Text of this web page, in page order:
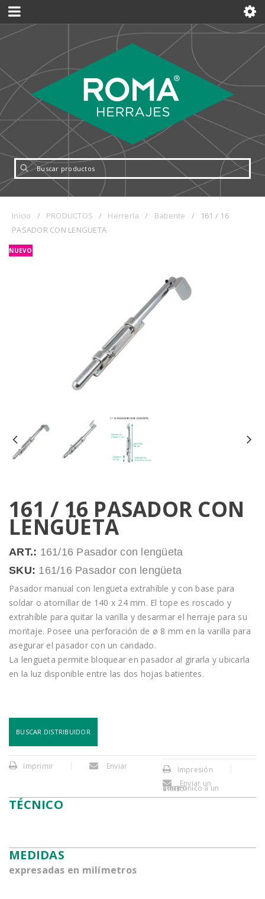
Inicio / PRODUCTOS / Herrería / Batiente /
161 / 16
PASADOR CON LENGÜETA
NUEVO
161 / 16 PASADOR CON
LENGÜETA
ART.: 161/16 Pasador con lengüeta
SKU: 161/16 Pasador con lengüeta
Pasador manual con lengüeta extrahíble y con base para
soldar o atornillar de 140 x 24 mm. El tope es roscado y
extrahíble para quitar la varilla y desarmar el herraje para su
montaje. Posee una perforación de ø 8 mm en la varilla para
asegurar el pasador con un candado.
La lengueta permite bloquear en pasador al girarla y ubicarla
en la luz disponible entre las dos hojas batientes.
BUSCAR DISTRIBUIDOR
Imprimir Enviar
Impresión
Enviar un
correo electronico a un amigo
TÉCNICO
MEDIDAS
expresadas en milímetros